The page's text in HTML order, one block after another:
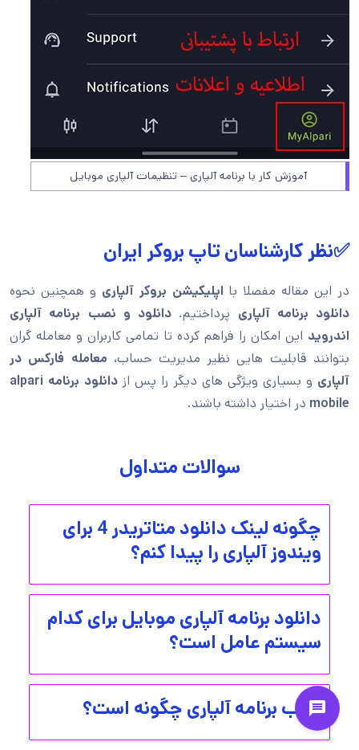
آموزش کار با برنامه آلپاری – تنظیمات آلپاری موبایل
✅نظر کارشناسان تاپ بروکر ایران
در این مقاله مفصلا با اپلیکیشن بروکر آلپاری و همچنین نحوه
دانلود برنامه آلپاری پرداختیم. دانلود و نصب برنامه آلپاری
اندروید این امکان را فراهم کرده تا تمامی کاربران و معامله گران
بتوانند قابلیت هایی نظیر مدیریت حساب، معامله فارکس در
آلپاری و بسیاری ویژگی های دیگر را پس از
دانلود برنامه alpari
mobile در اختیار داشته باشند.
سوالات متداول
چگونه لینک دانلود متاتریدر 4 برای
ویندوز آلپاری را پیدا کنم؟
دانلود برنامه آلپاری موبایل برای کدام
سیستم عامل است؟
نصب برنامه آلپاری چگونه است؟